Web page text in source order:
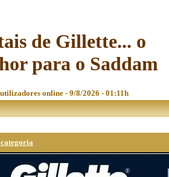
de Gillette... o
para o Saddam
online - 9/8/2026 - 01:11h